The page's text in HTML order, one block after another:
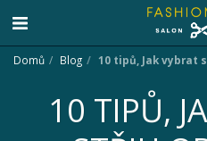
Domů Blog 10 tipů, Jak vybrat
10 TIPŮ,